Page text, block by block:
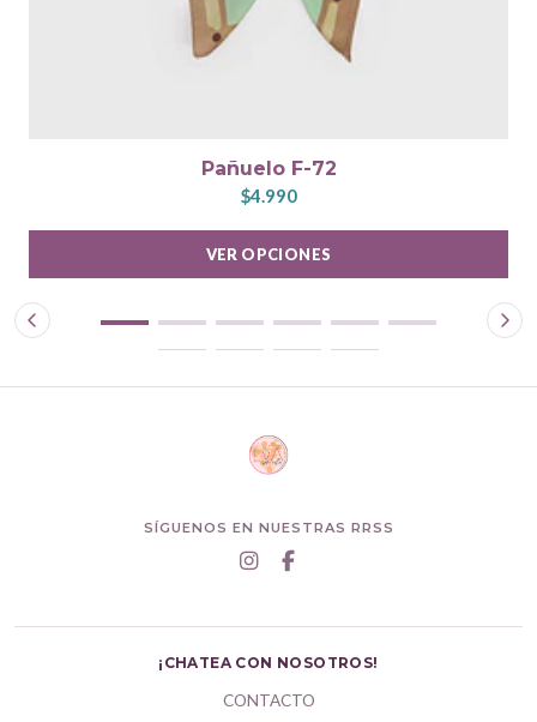
Pañuelo F-72
$4.990
VER OPCIONES
SÍGUENOS EN NUESTRAS RRSS
¡CHATEA CON NOSOTROS!
CONTACTO